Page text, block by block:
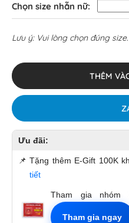
Chọn size nhẫn nữ:
Lưu ý: Vui lòng chọn đúng size.
THÊM
Ưu đãi:
📌 Tặng thêm E-Gift 100K
tiết
Tham gia nhóm
Tham gia ngay